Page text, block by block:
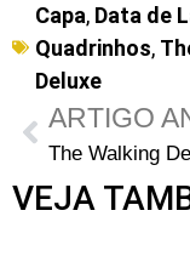
Capa, Data de
Quadrinhos,
Deluxe
VEJA